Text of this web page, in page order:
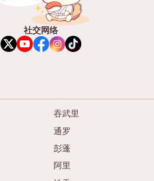
社交网络
吞武里
通罗
彭蓬
阿里